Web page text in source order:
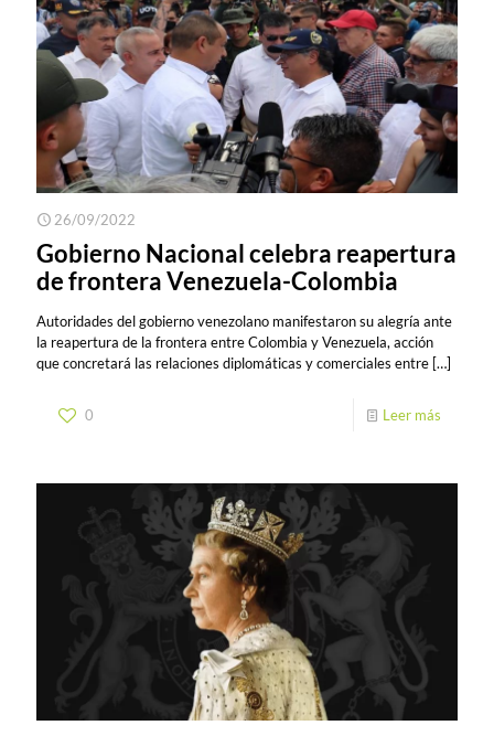
26/09/2022
Gobierno Nacional celebra reapertura
de frontera Venezuela-Colombia
Autoridades del gobierno venezolano manifestaron su alegría ante
la reapertura de la frontera entre Colombia y Venezuela, acción
que concretará las relaciones diplomáticas y comerciales entre […]
0 Leer más